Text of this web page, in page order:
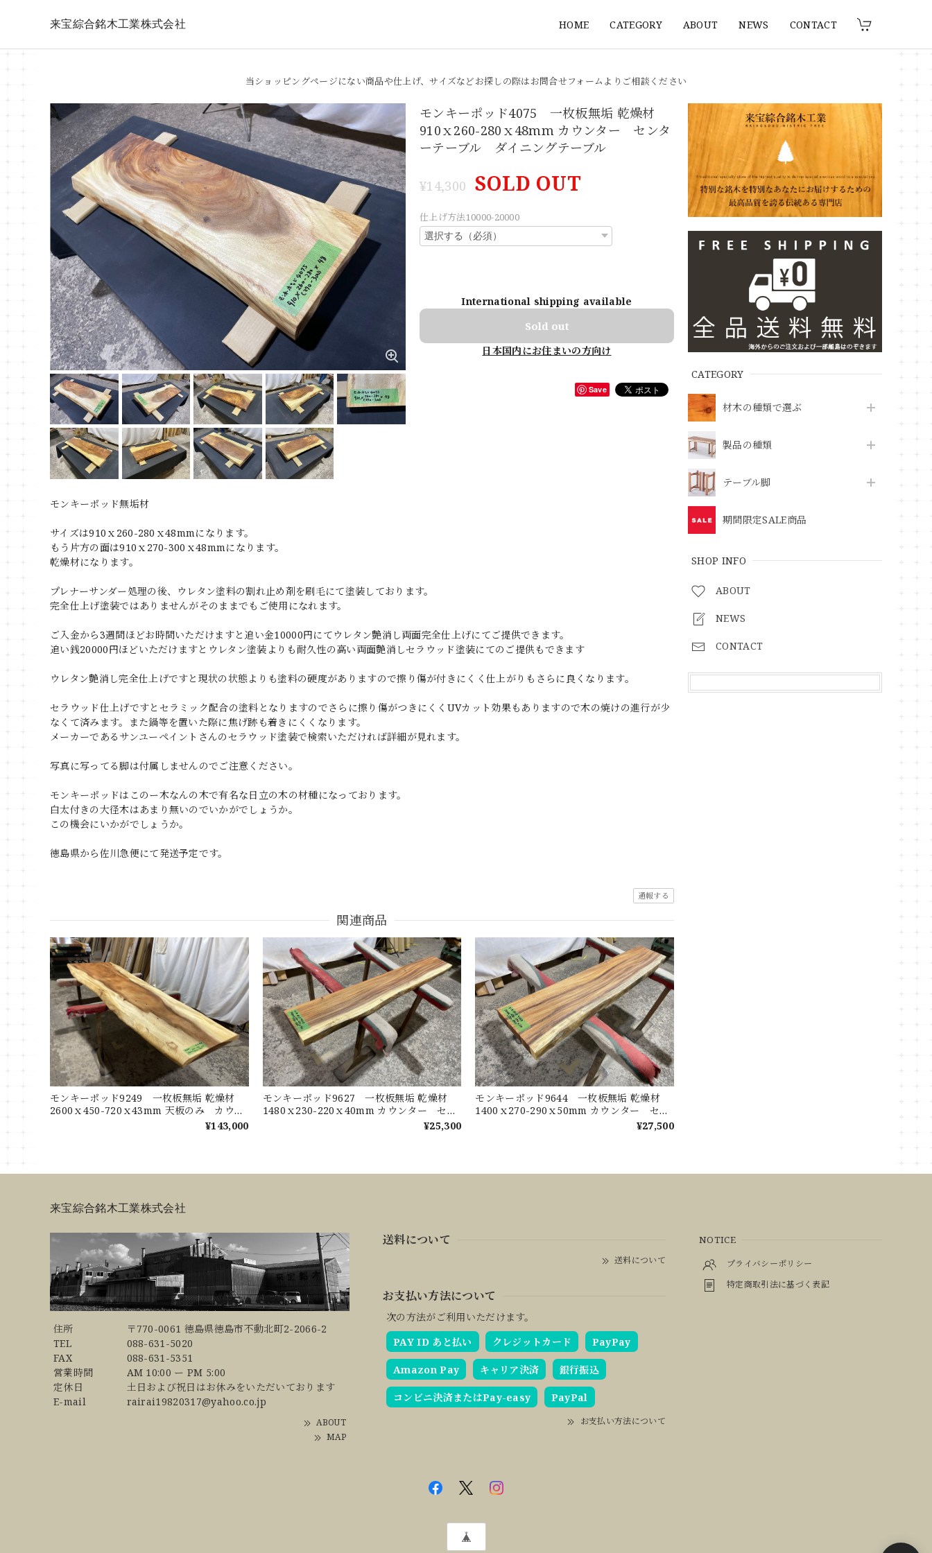
来宝綜合銘木工業株式会社 HOME CATEGORY ABOUT NEWS CONTACT
当ショッピングページにない商品や仕上げ、サイズなどお探しの際はお問合せフォームよりご相談ください
CATEGORY
材木の種類で選ぶ
製品の種類
テーブル脚
期間限定SALE商品
SHOP INFO
ABOUT
NEWS
CONTACT
モンキーポッド4075 一枚板無垢 乾燥材
910ｘ260-280ｘ48mm カウンター センタ
ーテーブル ダイニングテーブル
¥14,300 SOLD OUT
仕上げ方法10000-20000
International shipping available
Sold out
日本国内にお住まいの方向け
Save
モンキーポッド無垢材
サイズは910ｘ260-280ｘ48mmになります。
もう片方の面は910ｘ270-300ｘ48mmになります。
乾燥材になります。
プレナーサンダー処理の後、ウレタン塗料の割れ止め剤を刷毛にて塗装しております。
完全仕上げ塗装ではありませんがそのままでもご使用になれます。
ご入金から3週間ほどお時間いただけますと追い金10000円にてウレタン艶消し両面完全仕上げにてご提供できます。
追い銭20000円ほどいただけますとウレタン塗装よりも耐久性の高い両面艶消しセラウッド塗装にてのご提供もできます
ウレタン艶消し完全仕上げですと現状の状態よりも塗料の硬度がありますので擦り傷が付きにくく仕上がりもさらに良くなります。
セラウッド仕上げですとセラミック配合の塗料となりますのでさらに擦り傷がつきにくくUVカット効果もありますので木の焼けの進行が少
なくて済みます。また鍋等を置いた際に焦げ跡も着きにくくなります。
メーカーであるサンユーペイントさんのセラウッド塗装で検索いただければ詳細が見れます。
写真に写ってる脚は付属しませんのでご注意ください。
モンキーポッドはこのー木なんの木で有名な日立の木の材種になっております。
白太付きの大径木はあまり無いのでいかがでしょうか。
この機会にいかがでしょうか。
徳島県から佐川急便にて発送予定です。
通報する
関連商品
モンキーポッド9249 一枚板無垢 乾燥材
2600ｘ450-720ｘ43mm 天板のみ カウン
ター センターテーブル ダイニングテーブ
¥143,000
モンキーポッド9627 一枚板無垢 乾燥材
1480ｘ230-220ｘ40mm カウンター セン
¥25,300
モンキーポッド9644 一枚板無垢 乾燥材
1400ｘ270-290ｘ50mm カウンター セン
¥27,500
来宝綜合銘木工業株式会社
住所
〒770-0061 徳島県徳島市不動北町2-2066-2
TEL
088-631-5020
FAX
088-631-5351
営業時間
AM 10:00 ー PM 5:00
定休日
土日および祝日はお休みをいただいております
E-mail
rairai19820317@yahoo.co.jp
ABOUT
MAP
送料について
送料について
お支払い方法について
次の方法がご利用いただけます。
PAY ID あと払い
クレジットカード PayPay
Amazon Pay キャリア決済 銀行振込
コンビニ決済またはPay-easy PayPal
お支払い方法について
NOTICE
プライバシーポリシー
特定商取引法に基づく表記